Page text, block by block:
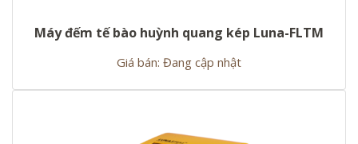
Máy đếm tế bào huỳnh quang kép Luna-FLTM
Giá bán: Đang cập nhật